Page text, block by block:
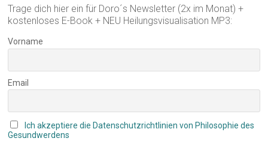
Trage dich hier ein für Doro´s Newsletter (2x im Monat) +
kostenloses E-Book + NEU Heilungsvisualisation MP3:
Vorname
Email
Ich akzeptiere die Datenschutzrichtlinien von Philosophie des
Gesundwerdens